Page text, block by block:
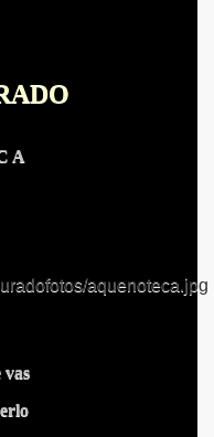
A
vas